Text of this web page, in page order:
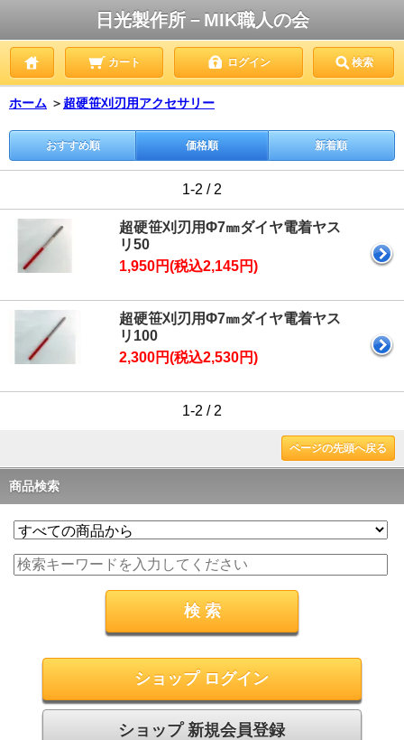
日光製作所－MIK職人の会
カート ログイン 検索
ホーム ＞ 超硬笹刈刃用アクセサリー
おすすめ順 価格順 新着順
1-2 / 2
超硬笹刈刃用Φ7㎜ダイヤ電着ヤス
リ50
1,950円(税込2,145円)
超硬笹刈刃用Φ7㎜ダイヤ電着ヤス
リ100
2,300円(税込2,530円)
1-2 / 2
ページの先頭へ戻る
商品検索
ショップ ログイン
ショップ 新規会員登録